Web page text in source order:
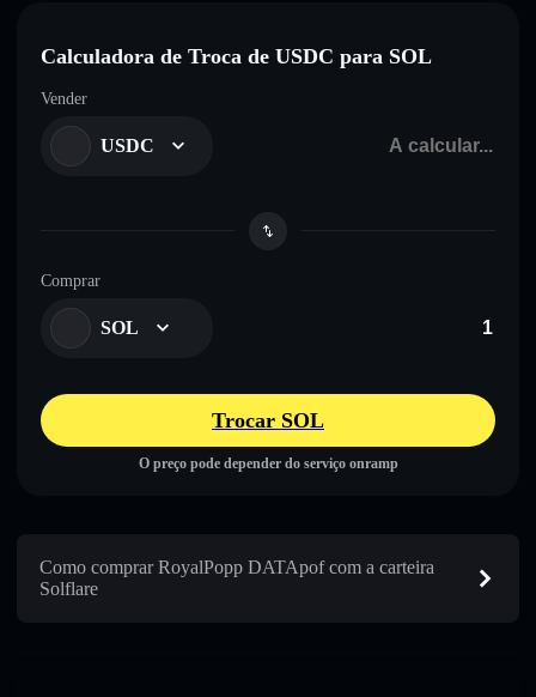
Calculadora de Troca de USDC para SOL
Vender
USDC
Comprar
SOL
Trocar SOL
O preço pode depender do serviço onramp
Como comprar RoyalPopp DATApof com a carteira
Solflare